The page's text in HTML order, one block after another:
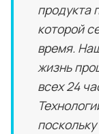
продукта
которой
время.
жизнь
всех 24